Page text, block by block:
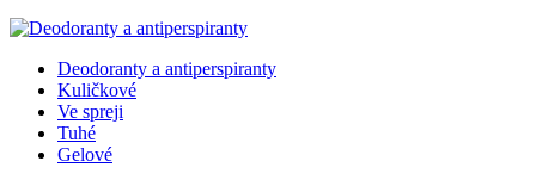
Deodoranty a antiperspiranty
Kuličkové
Ve spreji
Tuhé
Gelové